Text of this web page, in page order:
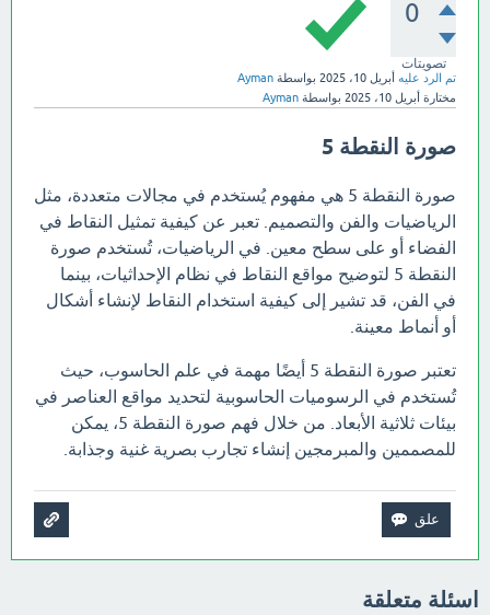
0
تصويتات
تم الرد عليه أبريل 10، 2025 بواسطة Ayman
مختارة أبريل 10، 2025 بواسطة Ayman
صورة النقطة 5
صورة النقطة 5 هي مفهوم يُستخدم في مجالات متعددة، مثل
الرياضيات والفن والتصميم. تعبر عن كيفية تمثيل النقاط في
الفضاء أو على سطح معين. في الرياضيات، تُستخدم صورة
النقطة 5 لتوضيح مواقع النقاط في نظام الإحداثيات، بينما
في الفن، قد تشير إلى كيفية استخدام النقاط لإنشاء أشكال
أو أنماط معينة.
تعتبر صورة النقطة 5 أيضًا مهمة في علم الحاسوب، حيث
تُستخدم في الرسوميات الحاسوبية لتحديد مواقع العناصر في
بيئات ثلاثية الأبعاد. من خلال فهم صورة النقطة 5، يمكن
للمصممين والمبرمجين إنشاء تجارب بصرية غنية وجذابة.
اسئلة متعلقة